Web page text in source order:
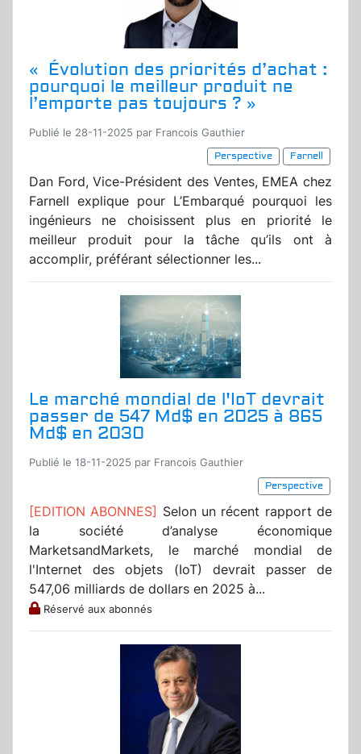
« Évolution des priorités d’achat :
pourquoi le meilleur produit ne
l’emporte pas toujours ? »
Publié le 28-11-2025 par Francois Gauthier
Perspective
Farnell
Dan Ford, Vice-Président des Ventes, EMEA chez
Farnell explique pour L’Embarqué pourquoi les
ingénieurs ne choisissent plus en priorité le
meilleur produit pour la tâche qu’ils ont à
accomplir, préférant sélectionner les...
Le marché mondial de l'IoT devrait
passer de 547 Md$ en 2025 à 865
Md$ en 2030
Publié le 18-11-2025 par Francois Gauthier
Perspective
[EDITION ABONNES] Selon un récent rapport de
la société d’analyse économique
MarketsandMarkets, le marché mondial de
l'Internet des objets (IoT) devrait passer de
547,06 milliards de dollars en 2025 à...
Réservé aux abonnés